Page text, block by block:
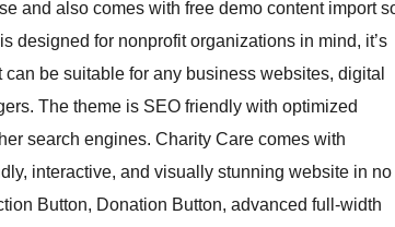
and also comes with free demo content import
designed for nonprofit organizations in mind, it’s
be suitable for any business websites, digital
The theme is SEO friendly with optimized
search engines. Charity Care comes with
interactive, and visually stunning website in no
Button, Donation Button, advanced full-width